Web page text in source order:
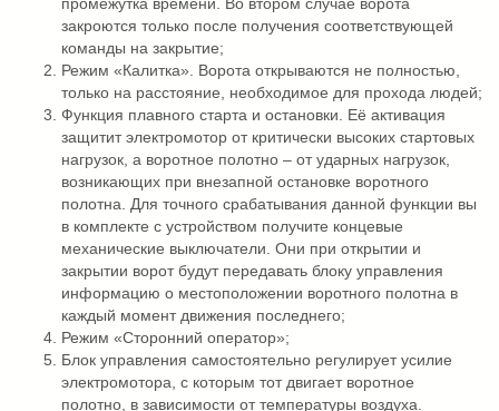
закроются только после получения соответствующей
команды на закрытие;
Режим «Калитка». Ворота открываются не полностью,
только на расстояние, необходимое для прохода людей;
Функция плавного старта и остановки. Её активация
защитит электромотор от критически высоких стартовых
нагрузок, а воротное полотно – от ударных нагрузок,
возникающих при внезапной остановке воротного
полотна. Для точного срабатывания данной функции вы
в комплекте с устройством получите концевые
механические выключатели. Они при открытии и
закрытии ворот будут передавать блоку управления
информацию о местоположении воротного полотна в
каждый момент движения последнего;
Режим «Сторонний оператор»;
Блок управления самостоятельно регулирует усилие
электромотора, с которым тот двигает воротное
полотно, в зависимости от температуры воздуха.